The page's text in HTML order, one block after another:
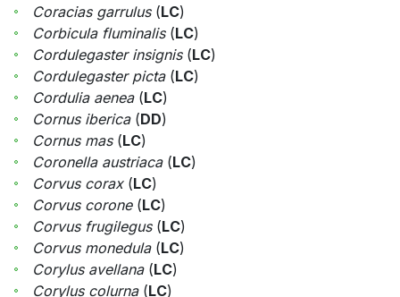
Coracias garrulus(LC)
Corbicula fluminalis(LC)
Cordulegaster insignis(LC)
Cordulegaster picta(LC)
Cordulia aenea(LC)
Cornus iberica(DD)
Cornus mas(LC)
Coronella austriaca(LC)
Corvus corax(LC)
Corvus corone(LC)
Corvus frugilegus(LC)
Corvus monedula(LC)
Corylus avellana(LC)
Corylus colurna(LC)